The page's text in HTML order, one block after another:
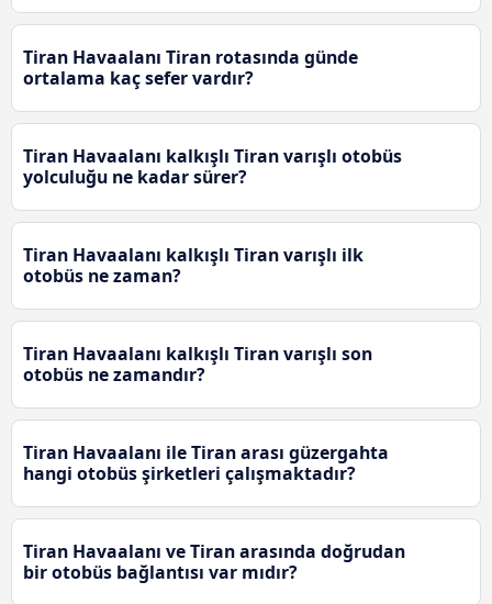
Tiran Havaalanı Tiran rotasında günde
ortalama kaç sefer vardır?
Tiran Havaalanı kalkışlı Tiran varışlı otobüs
yolculuğu ne kadar sürer?
Tiran Havaalanı kalkışlı Tiran varışlı ilk
otobüs ne zaman?
Tiran Havaalanı kalkışlı Tiran varışlı son
otobüs ne zamandır?
Tiran Havaalanı ile Tiran arası güzergahta
hangi otobüs şirketleri çalışmaktadır?
Tiran Havaalanı ve Tiran arasında doğrudan
bir otobüs bağlantısı var mıdır?